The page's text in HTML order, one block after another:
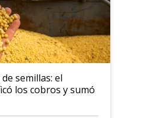
semillas: el
los cobros y sumó